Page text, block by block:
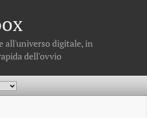
all'universo digitale, in
dell'ovvio